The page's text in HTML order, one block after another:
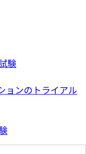
験
ョンのトライアル